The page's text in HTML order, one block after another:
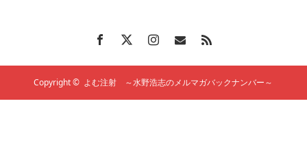
Copyright © よむ注射 ～水野浩志のメルマガバックナンバー～